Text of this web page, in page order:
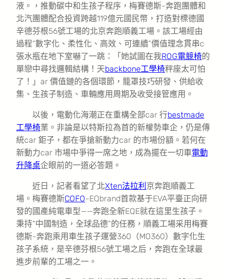
液。，推動碳中和生孩子程序，梅賽德斯-奔跑團體和
北汽團體配合投資跨越119億元國民幣，打造對標德國
辛德芬根56號工場的北京奔跑順義工場。該工場經由
過程“數字化、柔性化、高效、可連續”價值理念貫串c
張水瓶在地下室嚇了一跳：「她試圖在我ROG電競椅的
單戀中尋找邏輯結構！天backbone工學椅秤座太可怕
了！」ar 價值鏈的各個環節，籠罩技巧研發、供給收
集、生孩子制造、車輛應用周期及收受接管應用。
以後，電動化海潮正在重構全部car 行bestmade
工學椅業。非論是以特斯拉為首的新權勢車企，仍是傳
統car 鉅子，都在爭搶新動力car 的市場份額。若何在
新動力car 市場中爭得一席之地，成為擺在一切車電動
升降桌企眼前的一道必答題。
近日，記者看望了北Xten法拉利 京奔跑順義工
場。梅賽德斯COFO-EQbrand首款基于EVA平臺正向研
發的國產純電車型——奔跑全新EQE就在這里生孩子。
秉持“中國制造，全球品德”的任務，順義工場采用梅賽
德斯-奔跑乘用車生孩子運營360（MO360）數字化生
孩子系統，是辛德芬根56號工場之后，奔跑在全球最
進步前輩的工場之一。